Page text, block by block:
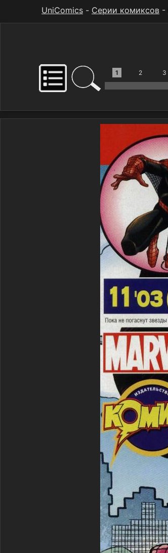
UniComics - Серии комиксов -
1 2 3